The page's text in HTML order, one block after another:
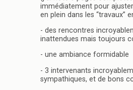
immédiatement pour
en plein dans les “travaux”
- des rencontres
inattendues mais toujours
- une ambiance formidable
- 3 intervenants
sympathiques, et de bons